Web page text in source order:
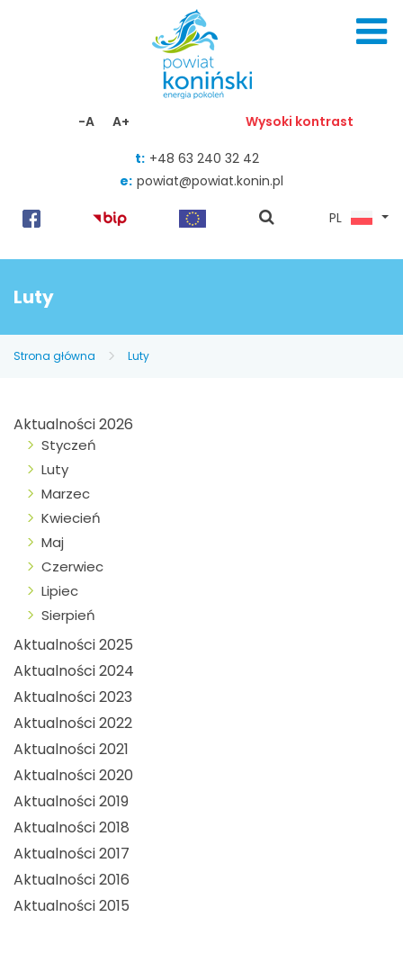
-A A+ Wysoki kontrast
t: +48 63 240 32 42
e: powiat@powiat.konin.pl
pokaż
PL
Luty
Strona główna Luty
Aktualności 2026
Styczeń
Luty
Marzec
Kwiecień
Maj
Czerwiec
Lipiec
Sierpień
Aktualności 2025
Aktualności 2024
Aktualności 2023
Aktualności 2022
Aktualności 2021
Aktualności 2020
Aktualności 2019
Aktualności 2018
Aktualności 2017
Aktualności 2016
Aktualności 2015